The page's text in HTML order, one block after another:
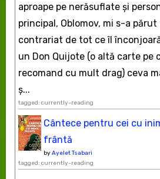
aproape pe nerăsuflate şi
principal, Oblomov, mi s-a
contrariat de tot ce îl
un Don Quijote (o altă carte pe
recomand cu mult drag) ceva
ș...
tagged: currently-reading
Cântece pentru cei cu
frântă
byAyelet Tsabari
tagged: currently-reading